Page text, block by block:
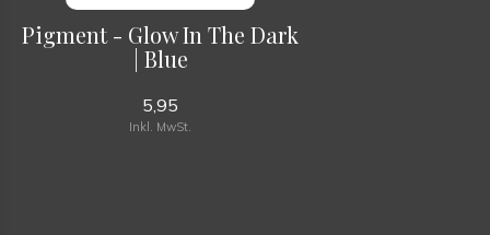
Pigment - Glow In The Dark
| Blue
5,95
Inkl. MwSt.